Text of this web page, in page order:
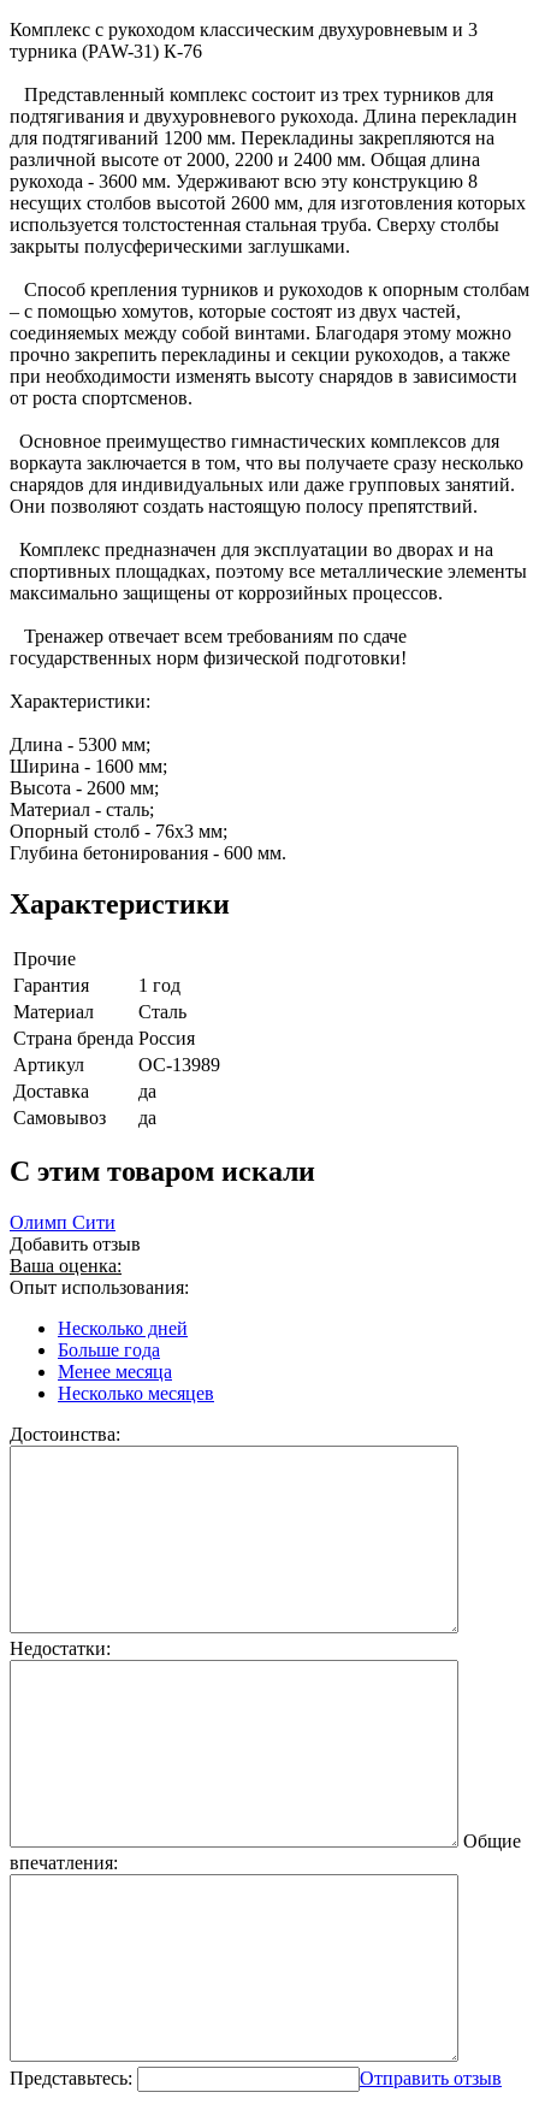
Комплекс с рукоходом классическим двухуровневым и 3
турника (PAW-31) К-76
Представленный комплекс состоит из трех турников для
подтягивания и двухуровневого рукохода. Длина перекладин
для подтягиваний 1200 мм. Перекладины закрепляются на
различной высоте от 2000, 2200 и 2400 мм. Общая длина
рукохода - 3600 мм. Удерживают всю эту конструкцию 8
несущих столбов высотой 2600 мм, для изготовления которых
используется толстостенная стальная труба. Сверху столбы
закрыты полусферическими заглушками.
Способ крепления турников и рукоходов к опорным столбам
– с помощью хомутов, которые состоят из двух частей,
соединяемых между собой винтами. Благодаря этому можно
прочно закрепить перекладины и секции рукоходов, а также
при необходимости изменять высоту снарядов в зависимости
от роста спортсменов.
Основное преимущество гимнастических комплексов для
воркаута заключается в том, что вы получаете сразу несколько
снарядов для индивидуальных или даже групповых занятий.
Они позволяют создать настоящую полосу препятствий.
Комплекс предназначен для эксплуатации во дворах и на
спортивных площадках, поэтому все металлические элементы
максимально защищены от коррозийных процессов.
Тренажер отвечает всем требованиям по сдаче
государственных норм физической подготовки!
Характеристики:
Длина - 5300 мм;
Ширина - 1600 мм;
Высота - 2600 мм;
Материал - сталь;
Опорный столб - 76х3 мм;
Глубина бетонирования - 600 мм.
Характеристики
Прочие
Гарантия
1 год
Материал
Сталь
Страна бренда Россия
Артикул
ОС-13989
Доставка
да
Самовывоз
да
C этим товаром искали
Олимп Сити
Добавить отзыв
Ваша оценка:
Опыт использования:
Несколько дней
Больше года
Менее месяца
Несколько месяцев
Достоинства:
Недостатки:
Общие
впечатления:
Представьтесь: Отправить отзыв